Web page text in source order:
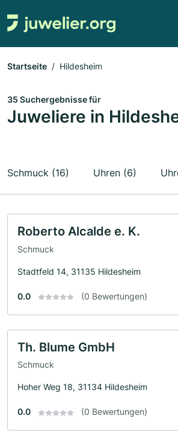
Startseite Hildesheim
35 Suchergebnisse für
Juweliere in
Schmuck (16) Uhren (6)
Roberto Alcalde e. K.
Schmuck
Stadtfeld 14, 31135 Hildesheim
0.0 (0 Bewertungen)
Th. Blume GmbH
Schmuck
Hoher Weg 18, 31134 Hildesheim
0.0 (0 Bewertungen)